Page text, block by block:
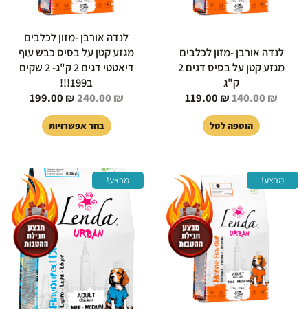
לנדה אורבן -מזון לכלבים
מגזע קטן על בסיס דגים 2
ק"ג
140.00₪
119.00 ₪
הוספה לסל
לנדה אורבן -מזון לכלבים
מגזע קטן על בסיס כבש עוף
דיאטטי דגים 2 ק"ג- 2 שקים
ב199!!!
240.00₪
199.00 ₪
בחר אפשרויות
האפשרויות
המוצר
מבצע!
המקורי
היה:
240.00 ₪.
המחיר
הנוכחי
הוא:
199.00 ₪.
זה
מספר
סוגים.
ניתן
לבחור
את
האפשרויות
מבצע!
המחיר
המקורי
היה:
320.00 ₪.
המחיר
הנוכחי
הוא:
₪.